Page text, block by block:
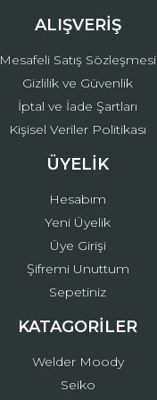
ALIŞVERİŞ
Mesafeli Satış Sözleşmesi
Gizlilik ve Güvenlik
İptal ve İade Şartları
Kişisel Veriler Politikası
ÜYELİK
Hesabım
Yeni Üyelik
Üye Girişi
Şifremi Unuttum
Sepetiniz
KATAGORİLER
Welder Moody
Seiko